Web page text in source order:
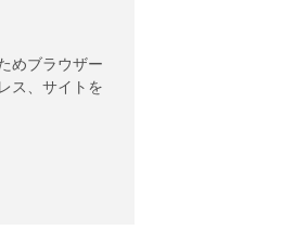
めブラウザー
ス、サイトを